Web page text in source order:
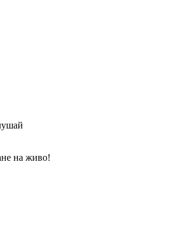
на живо!